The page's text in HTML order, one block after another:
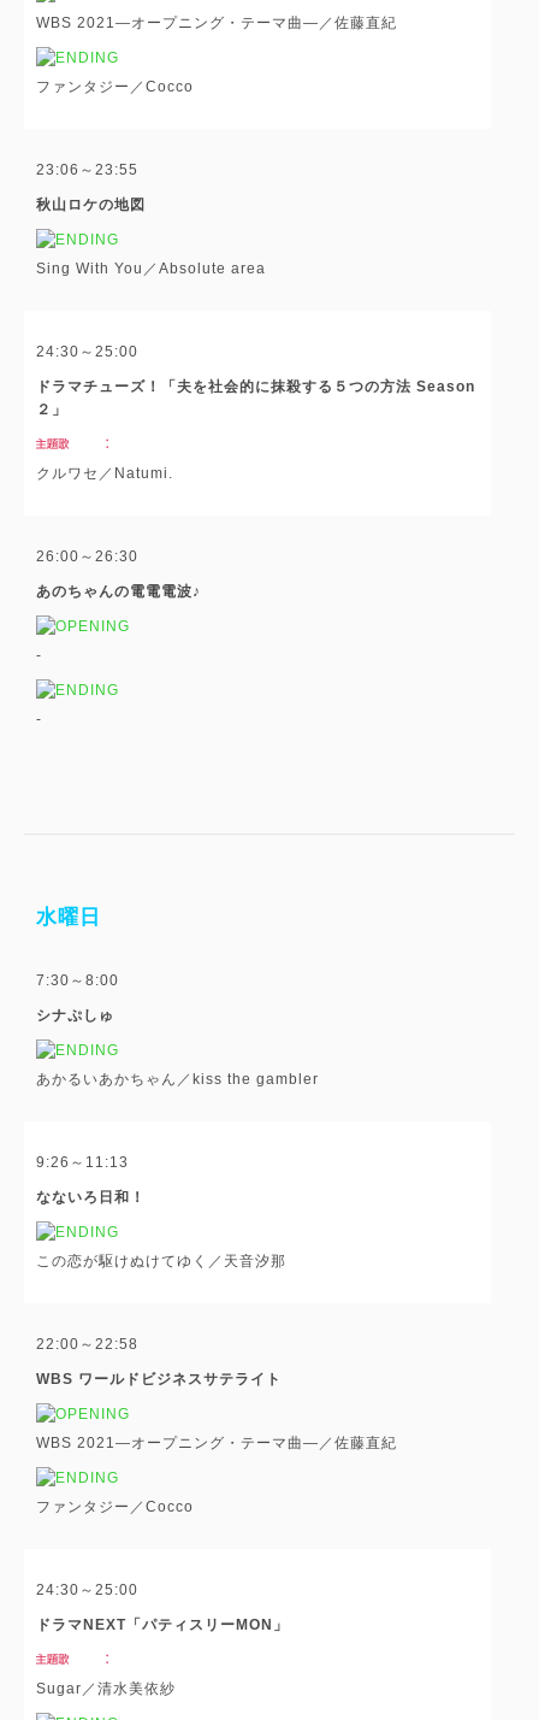
WBS 2021―オープニング・テーマ曲―／佐藤直紀
ファンタジー／Cocco
23:06～23:55
秋山ロケの地図
Sing With You／Absolute area
24:30～25:00
ドラマチューズ！「夫を社会的に抹殺する５つの方法 Season
２」
クルワセ／Natumi.
26:00～26:30
あのちゃんの電電電波♪
-
-
水曜日
7:30～8:00
シナぷしゅ
あかるいあかちゃん／kiss the gambler
9:26～11:13
なないろ日和！
この恋が駆けぬけてゆく／天音汐那
22:00～22:58
WBS ワールドビジネスサテライト
WBS 2021―オープニング・テーマ曲―／佐藤直紀
ファンタジー／Cocco
24:30～25:00
ドラマNEXT「パティスリーMON」
Sugar／清水美依紗